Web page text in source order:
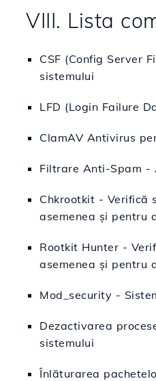
VIII. Lista
CSF (Config Server
sistemului
LFD (Login Failure
ClamAV Antivirus
Filtrare Anti-Spam -
Chkrootkit - Verifică
asemenea și pentru
Rootkit Hunter -
asemenea și pentru
Mod_security -
Dezactivarea
sistemului
Înlăturarea